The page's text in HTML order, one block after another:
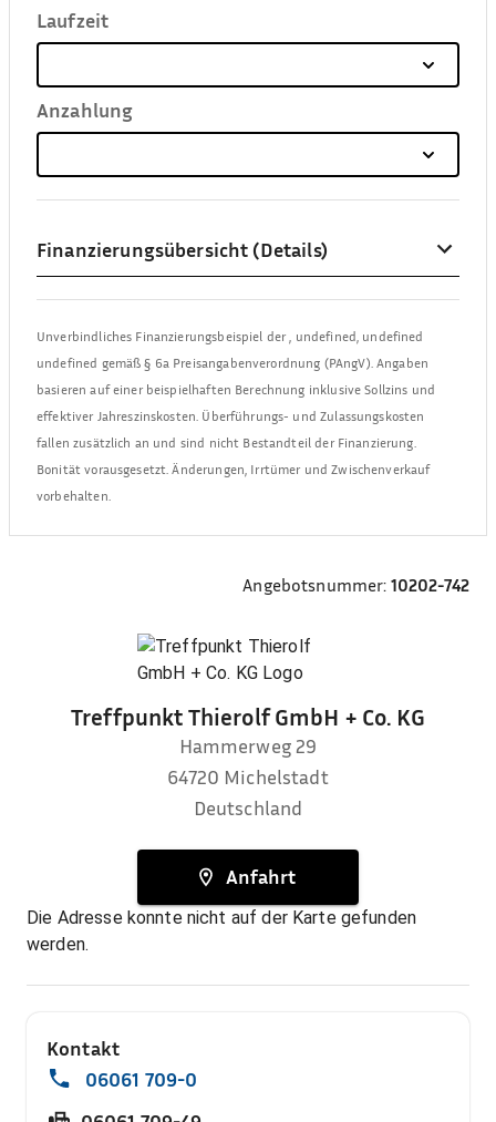
Laufzeit
Anzahlung
Finanzierungsübersicht (Details)
Unverbindliches Finanzierungsbeispiel der
undefined, undefined
undefined gemäß § 6a Preisangabenverordnung (PAngV). Angaben
basieren auf einer beispielhaften Berechnung inklusive Sollzins und
effektiver Jahreszinskosten. Überführungs- und Zulassungskosten
fallen zusätzlich an und sind nicht Bestandteil der Finanzierung.
Bonität vorausgesetzt. Änderungen, Irrtümer und Zwischenverkauf
vorbehalten.
Angebotsnummer: 10202-742
Treffpunkt Thierolf GmbH + Co. KG
Hammerweg 29
64720 Michelstadt
Deutschland
Anfahrt
Die Adresse konnte nicht auf der Karte gefunden
werden.
Kontakt
06061 709-0